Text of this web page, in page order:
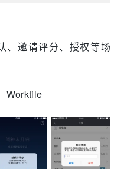
、邀请评分、授权等场
Worktile